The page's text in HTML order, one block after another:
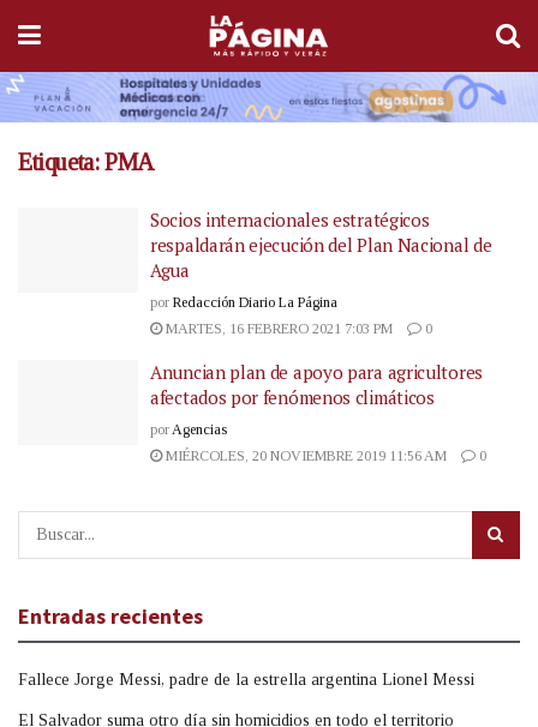
Etiqueta:PMA
Socios internacionales estratégicos
respaldarán ejecución del Plan Nacional de
Agua
por Redacción Diario La Página
MARTES, 16 FEBRERO 2021 7:03 PM
0
Anuncian plan de apoyo para agricultores
afectados por fenómenos climáticos
por Agencias
MIÉRCOLES, 20 NOVIEMBRE 2019 11:56 AM
0
Entradas recientes
Fallece Jorge Messi, padre de la estrella argentina Lionel Messi
El Salvador suma otro día sin homicidios en todo el territorio